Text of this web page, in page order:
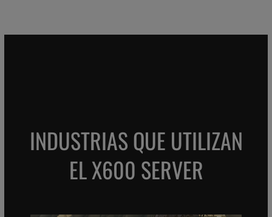
INDUSTRIAS QUE UTILIZAN
EL X600 SERVER